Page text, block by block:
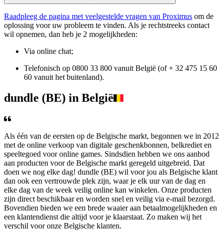
Raadpleeg de pagina met veelgestelde vragen van Proximus om de
oplossing voor uw probleem te vinden. Als je rechtstreeks contact
wil opnemen, dan heb je 2 mogelijkheden:
Via online chat;
Telefonisch op 0800 33 800 vanuit België (of + 32 475 15 60
60 vanuit het buitenland).
dundle (BE) in België
Als één van de eersten op de Belgische markt, begonnen we in 2012
met de online verkoop van digitale geschenkbonnen, belkrediet en
speeltegoed voor online games. Sindsdien hebben we ons aanbod
aan producten voor de Belgische markt geregeld uitgebreid. Dat
doen we nog elke dag! dundle (BE) wil voor jou als Belgische klant
dan ook een vertrouwde plek zijn, waar je elk uur van de dag en
elke dag van de week veilig online kan winkelen. Onze producten
zijn direct beschikbaar en worden snel en veilig via e-mail bezorgd.
Bovendien bieden we een brede waaier aan betaalmogelijkheden en
een klantendienst die altijd voor je klaarstaat. Zo maken wij het
verschil voor onze Belgische klanten.